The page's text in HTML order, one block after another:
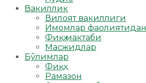
Вакиллик
Вилоят вакиллиги
Имомлар фаолиятидан
Фиқҳ мактаби
Масжидлар
Бўлимлар
Фиқҳ
Рамазон